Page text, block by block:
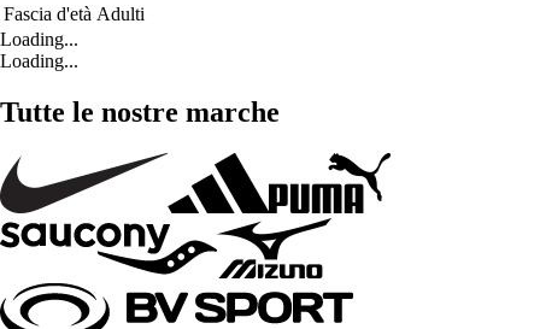
Fascia d'età Adulti
Loading...
Loading...
Tutte le nostre marche